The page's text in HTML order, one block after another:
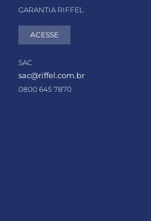
GARANTIA RIFFEL
ACESSE
SAC
sac@riffel.com.br
0800 645 7870